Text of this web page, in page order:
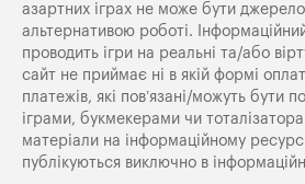
азартних іграх не може бути
альтернативою роботі.
проводить ігри на реальні та/або
сайт не приймає ні в якій формі
платежів, які пов’язані/можуть бути
іграми, букмекерами чи
матеріали на інформаційному
публікуються виключно в